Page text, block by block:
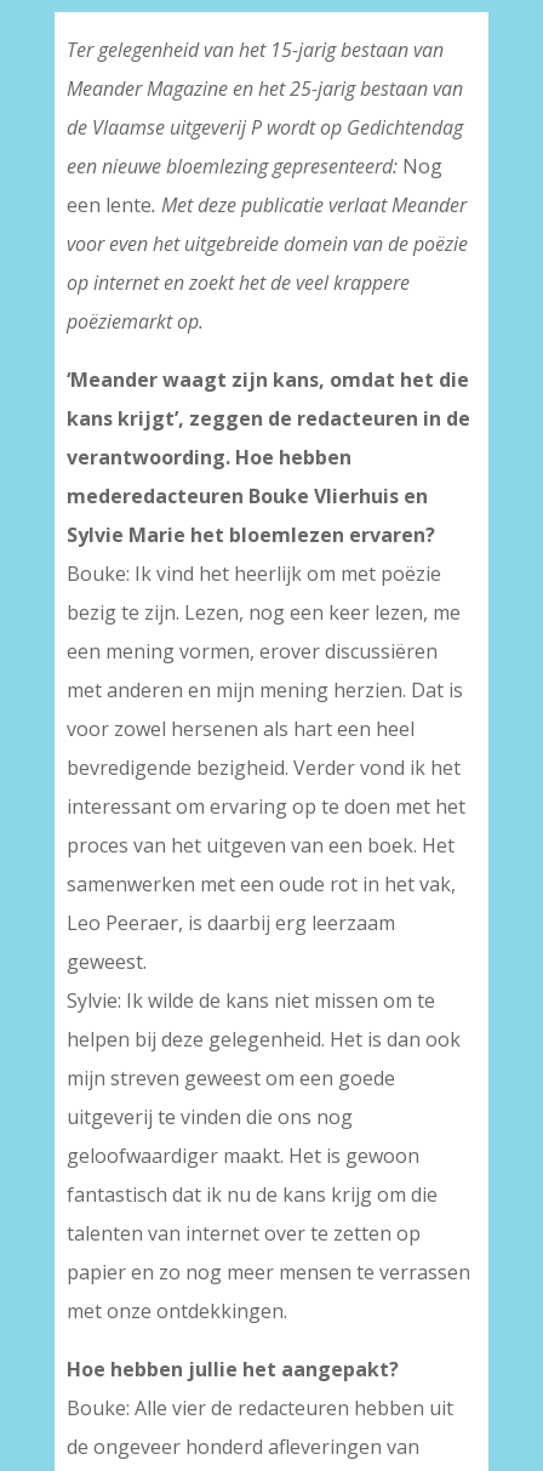
Ter gelegenheid van het 15-jarig bestaan van
Meander Magazine en het 25-jarig bestaan van
de Vlaamse uitgeverij P wordt op Gedichtendag
een nieuwe bloemlezing gepresenteerd: Nog
een lente. Met deze publicatie verlaat Meander
voor even het uitgebreide domein van de poëzie
op internet en zoekt het de veel krappere
poëziemarkt op.
‘Meander waagt zijn kans, omdat het die
kans krijgt’, zeggen de redacteuren in de
verantwoording. Hoe hebben
mederedacteuren Bouke Vlierhuis en
Sylvie Marie het bloemlezen ervaren?
Bouke: Ik vind het heerlijk om met poëzie
bezig te zijn. Lezen, nog een keer lezen, me
een mening vormen, erover discussiëren
met anderen en mijn mening herzien. Dat is
voor zowel hersenen als hart een heel
bevredigende bezigheid. Verder vond ik het
interessant om ervaring op te doen met het
proces van het uitgeven van een boek. Het
samenwerken met een oude rot in het vak,
Leo Peeraer, is daarbij erg leerzaam
geweest.
Sylvie: Ik wilde de kans niet missen om te
helpen bij deze gelegenheid. Het is dan ook
mijn streven geweest om een goede
uitgeverij te vinden die ons nog
geloofwaardiger maakt. Het is gewoon
fantastisch dat ik nu de kans krijg om die
talenten van internet over te zetten op
papier en zo nog meer mensen te verrassen
met onze ontdekkingen.
Hoe hebben jullie het aangepakt?
Bouke: Alle vier de redacteuren hebben uit
de ongeveer honderd afleveringen van